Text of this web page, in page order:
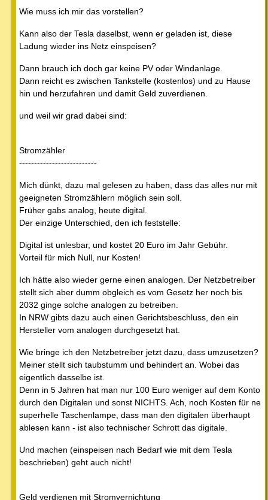
Wie muss ich mir das vorstellen?
Kann also der Tesla daselbst, wenn er geladen ist, diese
Ladung wieder ins Netz einspeisen?
Dann brauch ich doch gar keine PV oder Windanlage.
Dann reicht es zwischen Tankstelle (kostenlos) und zu Hause
hin und herzufahren und damit Geld zuverdienen.
und weil wir grad dabei sind:
Stromzähler
--------------------------
Mich dünkt, dazu mal gelesen zu haben, dass das alles nur mit
geeigneten Stromzählern möglich sein soll.
Früher gabs analog, heute digital.
Der einzige Unterschied, den ich feststelle:
Digital ist unlesbar, und kostet 20 Euro im Jahr Gebühr.
Vorteil für mich Null, nur Kosten!
Ich hätte also wieder gerne einen analogen. Der Netzbetreiber
stellt sich aber dumm obgleich es vom Gesetz her noch bis
2032 ginge solche analogen zu betreiben.
In NRW gibts dazu auch einen Gerichtsbeschluss, den ein
Hersteller vom analogen durchgesetzt hat.
Wie bringe ich den Netzbetreiber jetzt dazu, dass umzusetzen?
Meiner stellt sich taubstumm und behindert an. Wobei das
eigentlich dasselbe ist.
Denn in 5 Jahren hat man nur 100 Euro weniger auf dem Konto
durch den Digitalen und sonst NICHTS. Ach, noch Kosten für ne
superhelle Taschenlampe, dass man den digitalen überhaupt
ablesen kann - ist also technischer Schrott das digitale.
Und machen (einspeisen nach Bedarf wie mit dem Tesla
beschrieben) geht auch nicht!
Geld verdienen mit Stromvernichtung